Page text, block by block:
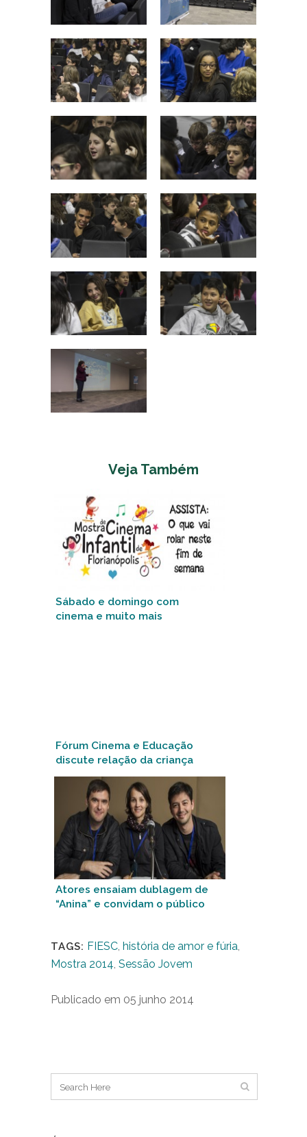
Veja Também
Sábado e domingo com
cinema e muito mais
Fórum Cinema e Educação
discute relação da criança
com o brincar e exibe
documentário “Mitã”
Atores ensaiam dublagem de
“Anina” e convidam o público
TAGS: FIESC, história de amor e fúria,
Mostra 2014, Sessão Jovem
Publicado em 05 junho 2014